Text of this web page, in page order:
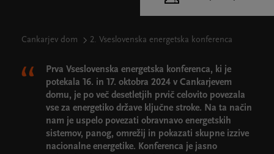
Cankarjev dom 2. Vseslovenska energetska konferenca
Prva Vseslovenska energetska konferenca, ki je
potekala 16. in 17. oktobra 2024 v Cankarjevem
domu, je po več desetletjih prvič celovito povezala
vse za energetiko države ključne stroke. Na ta način
nam je uspelo povezati obravnavo energetskih
sistemov, panog, omrežij in pokazati skupne izzive
nacionalne energetike. Konferenca je jasno